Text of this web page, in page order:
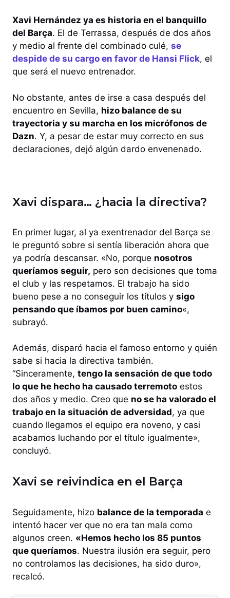
Xavi Hernández ya es historia en el banquillo
del Barça. El de Terrassa, después de dos años
y medio al frente del combinado culé, se
despide de su cargo en favor de Hansi Flick, el
que será el nuevo entrenador.
No obstante, antes de irse a casa después del
encuentro en Sevilla, hizo balance de su
trayectoria y su marcha en los micrófonos de
Dazn. Y, a pesar de estar muy correcto en sus
declaraciones, dejó algún dardo envenenado.
Xavi dispara… ¿hacia la directiva?
En primer lugar, al ya exentrenador del Barça se
le preguntó sobre si sentía liberación ahora que
ya podría descansar. «No, porque nosotros
queríamos seguir, pero son decisiones que toma
el club y las respetamos. El trabajo ha sido
bueno pese a no conseguir los títulos y sigo
pensando que íbamos por buen camino«,
subrayó.
Además, disparó hacia el famoso entorno y quién
sabe si hacia la directiva también.
“Sinceramente, tengo la sensación de que todo
lo que he hecho ha causado terremoto estos
dos años y medio. Creo que no se ha valorado el
trabajo en la situación de adversidad, ya que
cuando llegamos el equipo era noveno, y casi
acabamos luchando por el título igualmente»,
concluyó.
Xavi se reivindica en el Barça
Seguidamente, hizo balance de la temporada e
intentó hacer ver que no era tan mala como
algunos creen. «Hemos hecho los 85 puntos
que queríamos. Nuestra ilusión era seguir, pero
no controlamos las decisiones, ha sido duro»,
recalcó.